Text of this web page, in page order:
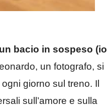
bacio in sospeso (io
un fotografo, si
giorno sul treno. Il
sull’amore e sulla